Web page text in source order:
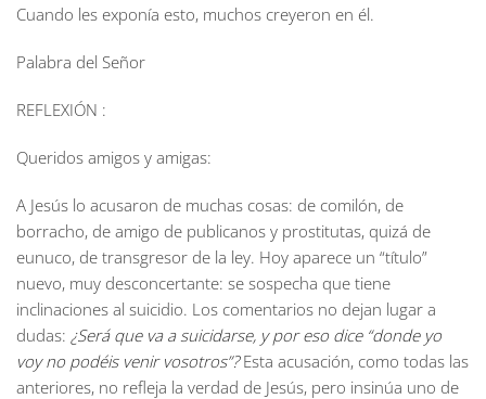
Cuando les exponía esto, muchos creyeron en él.
Palabra del Señor
REFLEXIÓN :
Queridos amigos y amigas:
A Jesús lo acusaron de muchas cosas: de comilón, de
borracho, de amigo de publicanos y prostitutas, quizá de
eunuco, de transgresor de la ley. Hoy aparece un “título”
nuevo, muy desconcertante: se sospecha que tiene
inclinaciones al suicidio. Los comentarios no dejan lugar a
dudas: ¿Será que va a suicidarse, y por eso dice “donde yo
voy no podéis venir vosotros”?Esta acusación, como todas las
anteriores, no refleja la verdad de Jesús, pero insinúa uno de